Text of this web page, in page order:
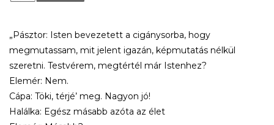
„Pásztor: Isten bevezetett a cigánysorba, hogy
megmutassam, mit jelent igazán, képmutatás nélkül
szeretni. Testvérem, megtértél már Istenhez?
Elemér: Nem.
Cápa: Töki, térjé’ meg. Nagyon jó!
Halálka: Egész másabb azóta az élet